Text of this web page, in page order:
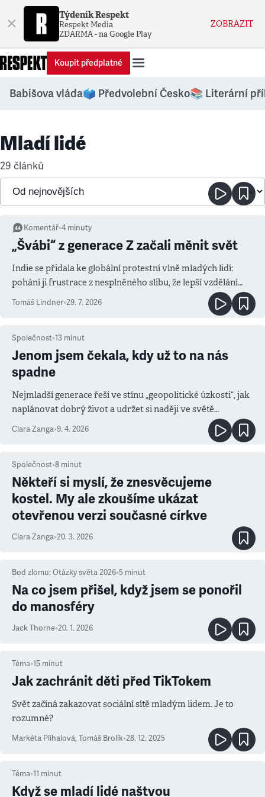
× Týdeník Respekt
Respekt Media
ZDARMA - na Google Play
ZOBRAZIT
Koupit předplatné
Babišova vláda🗳️ Předvolební Česko📚 Literární
Mladí lidé
29 článků
Komentář•4 minuty
„Švábi“ z generace Z začali měnit svět
Indie se přidala ke globální protestní vlně mladých lidí:
pohání ji frustrace z nesplněného slibu, že lepší vzdělání
přinese také dobrou práci
Tomáš Lindner•29. 7. 2026
Společnost•13 minut
Jenom jsem čekala, kdy už to na nás
spadne
Nejmladší generace řeší ve stínu „geopolitické úzkosti“, jak
naplánovat dobrý život a udržet si naději ve světě
rozpadajících se hodnot
Clara Zanga•9. 4. 2026
Společnost•8 minut
Někteří si myslí, že znesvěcujeme
kostel. My ale zkoušíme ukázat
otevřenou verzi současné církve
Clara Zanga•20. 3. 2026
Bod zlomu: Otázky světa 2026•5 minut
Na co jsem přišel, když jsem se ponořil
do manosféry
Jack Thorne•20. 1. 2026
Téma•15 minut
Jak zachránit děti před TikTokem
Svět začíná zakazovat sociální sítě mladým lidem. Je to
rozumné?
Markéta Plíhalová, Tomáš Brolík•28. 12. 2025
Téma•11 minut
Když se mladí lidé naštvou